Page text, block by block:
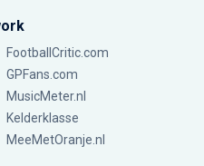
FootballCritic.com
GPFans.com
MusicMeter.nl
Kelderklasse
MeeMetOranje.nl